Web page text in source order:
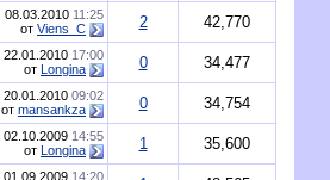
08.03.2010 11:25
от Viens_C 2
42,770
22.01.2010 17:00
от Longina 0
34,477
20.01.2010 09:02
от mansankza 0
34,754
02.10.2009 14:55
от Longina 1
35,600
01.09.2009 14:20